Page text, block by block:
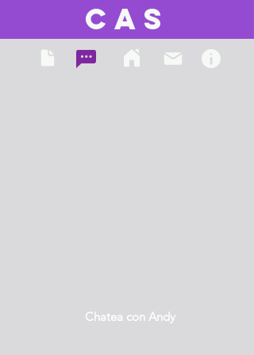
CAS
Chatea con Andy